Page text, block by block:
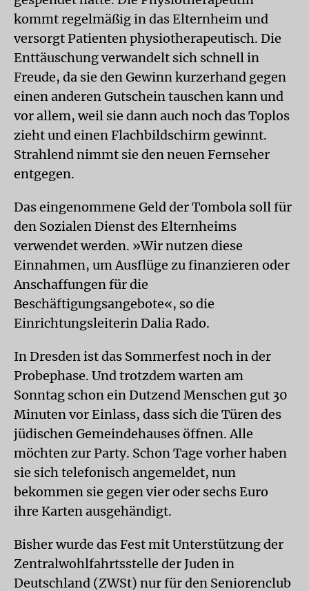
kommt regelmäßig in das Elternheim und
versorgt Patienten physiotherapeutisch. Die
Enttäuschung verwandelt sich schnell in
Freude, da sie den Gewinn kurzerhand gegen
einen anderen Gutschein tauschen kann und
vor allem, weil sie dann auch noch das Toplos
zieht und einen Flachbildschirm gewinnt.
Strahlend nimmt sie den neuen Fernseher
entgegen.
Das eingenommene Geld der Tombola soll für
den Sozialen Dienst des Elternheims
verwendet werden. »Wir nutzen diese
Einnahmen, um Ausflüge zu finanzieren oder
Anschaffungen für die
Beschäftigungsangebote«, so die
Einrichtungsleiterin Dalia Rado.
In Dresden ist das Sommerfest noch in der
Probephase. Und trotzdem warten am
Sonntag schon ein Dutzend Menschen gut 30
Minuten vor Einlass, dass sich die Türen des
jüdischen Gemeindehauses öffnen. Alle
möchten zur Party. Schon Tage vorher haben
sie sich telefonisch angemeldet, nun
bekommen sie gegen vier oder sechs Euro
ihre Karten ausgehändigt.
Bisher wurde das Fest mit Unterstützung der
Zentralwohlfahrtsstelle der Juden in
Deutschland (ZWSt) nur für den Seniorenclub